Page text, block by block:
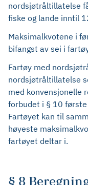
nordsjøtråltillatelse
fiske og lande inntil
Maksimalkvotene i
bifangst av sei i
Fartøy med
nordsjøtråltillatelse
med konvensjonelle
forbudet i § 10
Fartøyet kan til
høyeste
fartøyet deltar i.
§ 8